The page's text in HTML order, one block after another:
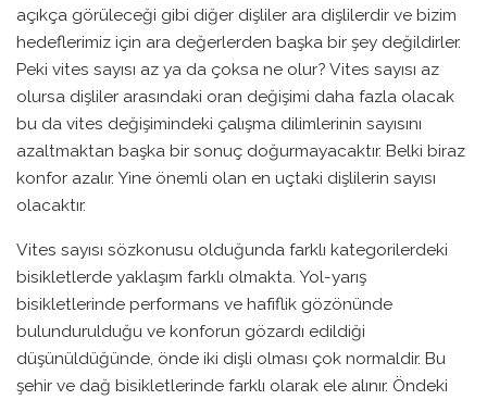
açıkça görüleceği gibi diğer dişliler ara dişlilerdir ve bizim
hedeflerimiz için ara değerlerden başka bir şey değildirler.
Peki vites sayısı az ya da çoksa ne olur? Vites sayısı az
olursa dişliler arasındaki oran değişimi daha fazla olacak
bu da vites değişimindeki çalışma dilimlerinin sayısını
azaltmaktan başka bir sonuç doğurmayacaktır. Belki biraz
konfor azalır. Yine önemli olan en uçtaki dişlilerin sayısı
olacaktır.
Vites sayısı sözkonusu olduğunda farklı kategorilerdeki
bisikletlerde yaklaşım farklı olmakta. Yol-yarış
bisikletlerinde performans ve hafiflik gözönünde
bulundurulduğu ve konforun gözardı edildiği
düşünüldüğünde, önde iki dişli olması çok normaldir. Bu
şehir ve dağ bisikletlerinde farklı olarak ele alınır. Öndeki